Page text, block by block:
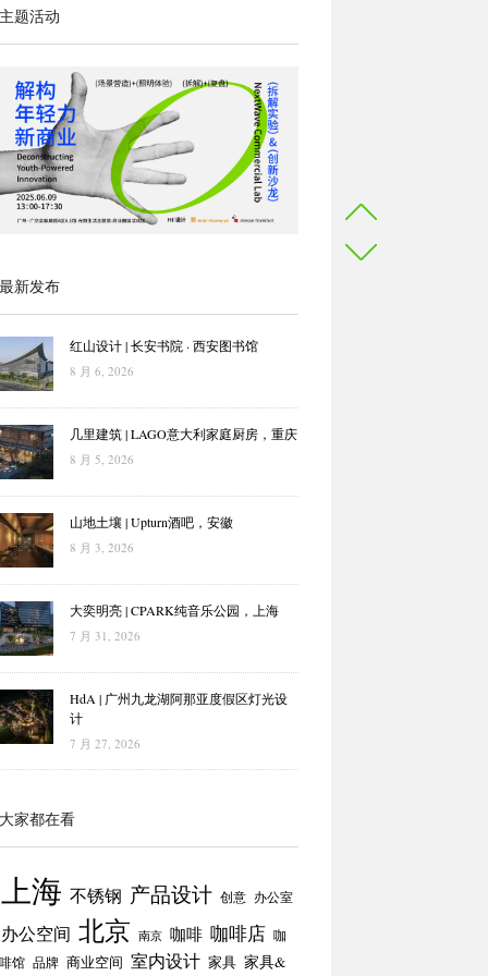
题活动
新发布
红山设计 | 长安书院 · 西安图书馆
8 月 6, 2026
几里建筑 | LAGO意大利家庭厨房，重庆
8 月 5, 2026
山地土壤 | Upturn酒吧，安徽
8 月 3, 2026
大奕明亮 | CPARK纯音乐公园，上海
7 月 31, 2026
HdA | 广州九龙湖阿那亚度假区灯光设
计
7 月 27, 2026
家都在看
上海 不锈钢 产品设计 创意 办公室
办公空间 北京 南京 咖啡 咖啡店 咖
馆 品牌 商业空间 室内设计 家具 家具&